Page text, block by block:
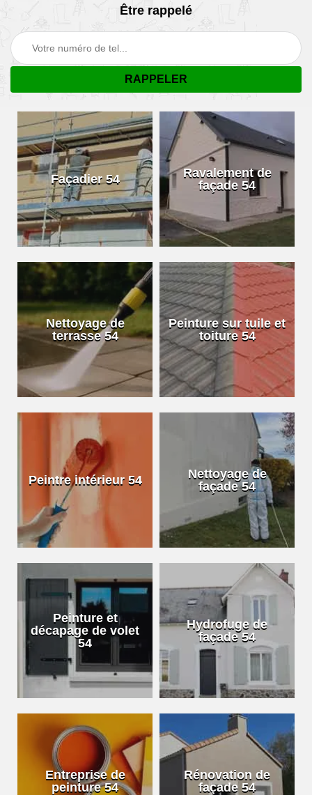
Être rappelé
Façadier 54
Ravalement de
façade 54
Nettoyage de
terrasse 54
Peinture sur tuile et
toiture 54
Peintre intérieur 54
Nettoyage de
façade 54
Peinture et
décapage de volet
54
Hydrofuge de
façade 54
Entreprise de
peinture 54
Rénovation de
façade 54